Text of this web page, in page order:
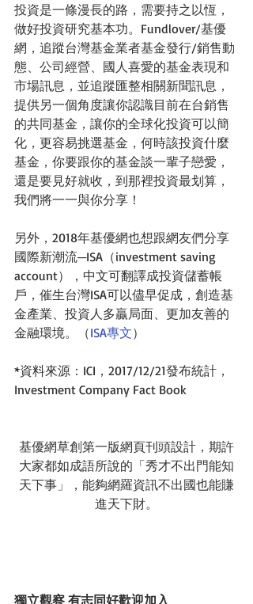
投資是一條漫長的路，需要持之以恆，
做好投資研究基本功。Fundlover/基優
網，追蹤台灣基金業者基金發行/銷售動
態、公司經營、國人喜愛的基金表現和
市場訊息，並追蹤匯整相關新聞訊息，
提供另一個角度讓你認識目前在台銷售
的共同基金，讓你的全球化投資可以簡
化，更容易挑選基金，何時該投資什麼
基金，你要跟你的基金談一輩子戀愛，
還是要見好就收，到那裡投資最划算，
我們將一一與你分享！
另外，2018年基優網也想跟網友們分享
國際新潮流─ISA（investment saving
account），中文可翻譯成投資儲蓄帳
戶，催生台灣ISA可以儘早促成，創造基
金產業、投資人多贏局面、更加友善的
金融環境。（ISA專文）
*資料來源：ICI，2017/12/21發布統計，
Investment Company Fact Book
基優網草創第一版網頁刊頭設計，期許
大家都如成語所說的「秀才不出門能知
天下事」，能夠網羅資訊不出國也能賺
進天下財。
獨立觀察 有志同好歡迎加入